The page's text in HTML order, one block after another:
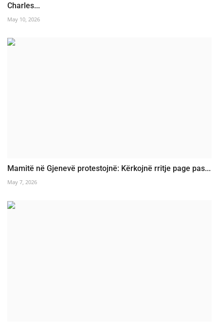
Charles...
May 10, 2026
Mamitë në Gjenevë protestojnë: Kërkojnë rritje page pas...
May 7, 2026